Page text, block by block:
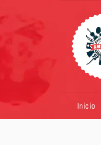
Inicio